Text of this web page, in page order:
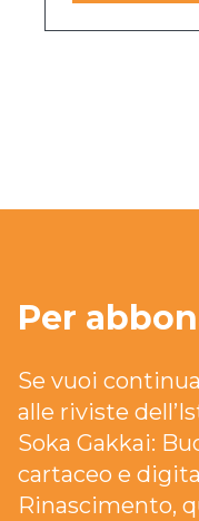
Per
Se vuoi
alle riviste
Soka Gakkai:
cartaceo e
Rinascimento,